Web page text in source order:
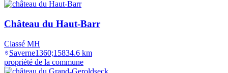
Château du Haut-Barr
Classé MH
Saverne1360;15834.6 km
propriété de la commune